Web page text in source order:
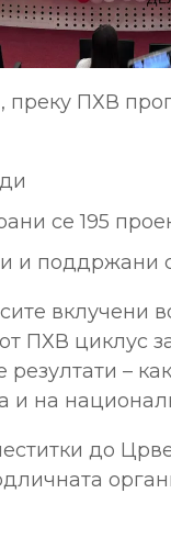
преку ПХВ
се 195
и поддржани
вклучени
ПХВ циклус
резултати –
и на
до